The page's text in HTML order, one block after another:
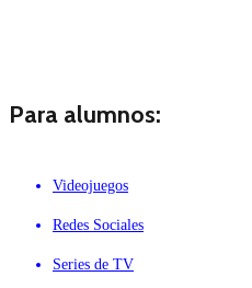
Para alumnos:
Videojuegos
Redes Sociales
Series de TV